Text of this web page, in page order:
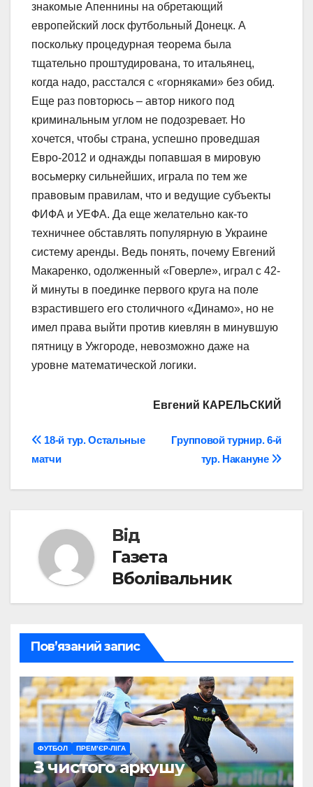
знакомые Апеннины на обретающий
европейский лоск футбольный Донецк. А
поскольку процедурная теорема была
тщательно проштудирована, то итальянец,
когда надо, расстался с «горняками» без обид.
Еще раз повторюсь – автор никого под
криминальным углом не подозревает. Но
хочется, чтобы страна, успешно проведшая
Евро-2012 и однажды попавшая в мировую
восьмерку сильнейших, играла по тем же
правовым правилам, что и ведущие субъекты
ФИФА и УЕФА. Да еще желательно как-то
техничнее обставлять популярную в Украине
систему аренды. Ведь понять, почему Евгений
Макаренко, одолженный «Говерле», играл с 42-
й минуты в поединке первого круга на поле
взрастившего его столичного «Динамо», но не
имел права выйти против киевлян в минувшую
пятницу в Ужгороде, невозможно даже на
уровне математической логики.
Евгений КАРЕЛЬСКИЙ
Навігація
Групповой турнир. 6-й
тур. Накануне
18-й тур. Остальные
матчи
Від
Газета
Вболівальник
Пов’язаний запис
ФУТБОЛ ПРЕМ’ЄР-ЛІГА
З чистого аркушу